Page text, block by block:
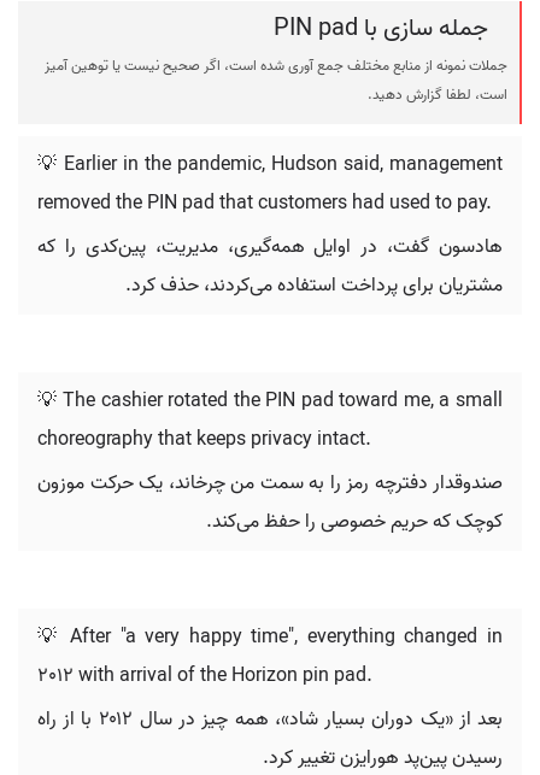
جمله سازی با PIN pad
جملات نمونه از منابع مختلف جمع آوری شده است، اگر صحیح نیست یا توهین آمیز
است، لطفا گزارش دهید.
💡 Earlier in the pandemic, Hudson said, management
removed the PIN pad that customers had used to pay.
هادسون گفت، در اوایل همه‌گیری، مدیریت، پین‌کدی را که
مشتریان برای پرداخت استفاده می‌کردند، حذف کرد.
💡 The cashier rotated the PIN pad toward me, a small
choreography that keeps privacy intact.
صندوقدار دفترچه رمز را به سمت من چرخاند، یک حرکت موزون
کوچک که حریم خصوصی را حفظ می‌کند.
💡 After "a very happy time", everything changed in
2012 with arrival of the Horizon pin pad.
بعد از «یک دوران بسیار شاد»، همه چیز در سال ۲۰۱۲ با از راه
رسیدن پین‌پد هورایزن تغییر کرد.